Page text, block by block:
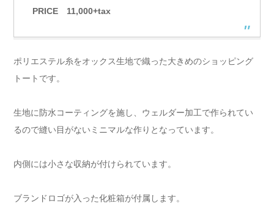
PRICE 11,000+tax
ポリエステル糸をオックス生地で織った大きめのショッピング
トートです。
生地に防水コーティングを施し、ウェルダー加工で作られてい
るので縫い目がないミニマルな作りとなっています。
内側には小さな収納が付けられています。
ブランドロゴが入った化粧箱が付属します。